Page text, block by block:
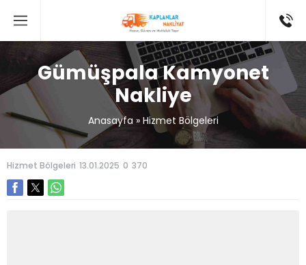
Gümüşpala Kamyonet
Nakliye
Anasayfa» Hizmet Bölgeleri
Hizmet Bölgeleri 13.01.2025 0 370